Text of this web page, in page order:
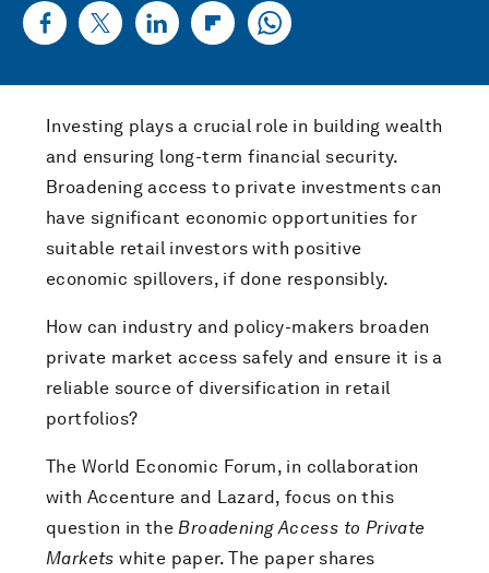
Investing plays a crucial role in building wealth
and ensuring long-term financial security.
Broadening access to private investments can
have significant economic opportunities for
suitable retail investors with positive
economic spillovers, if done responsibly.
How can industry and policy-makers broaden
private market access safely and ensure it is a
reliable source of diversification in retail
portfolios?
The World Economic Forum, in collaboration
with Accenture and Lazard, focus on this
question in the Broadening Access to Private
Markets white paper. The paper shares